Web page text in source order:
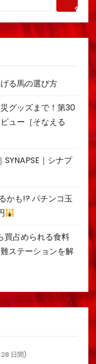
索
る馬の選び方
グッズまで！第30
ュー［そなえる
｜シナプ
かも!? パチンコ玉
買占められる食料
ステーションを解
日間)